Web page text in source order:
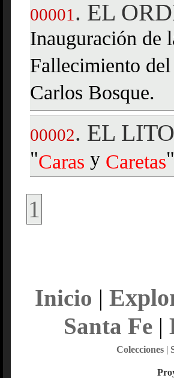
00001 . EL
Inauguración de
Fallecimiento
Carlos Bosque.
00002. EL
"Caras y Caretas
1
Inicio |
Santa Fe|
Colecciones|